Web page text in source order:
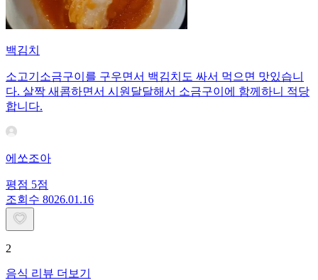
백김치
소고기소금구이를 구우면서 백김치도 싸서 먹으면 맛있습니
다. 살짝 새콤하면서 시원달달해서 소금구이에 함께하니 적당
합니다.
에쏘조아
평점 5점
조회수 8026.01.16
2
음식 리뷰 더보기